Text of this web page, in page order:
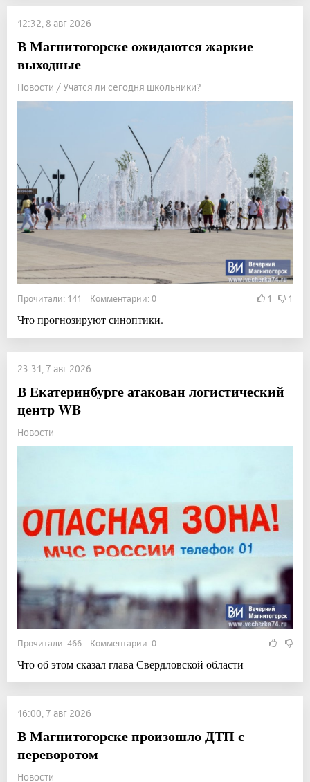
12:32, 8 авг 2026
В Магнитогорске ожидаются жаркие
выходные
Новости / Учатся ли сегодня школьники?
Прочитали: 141 Комментарии: 0 1 1
Что прогнозируют синоптики.
23:31, 7 авг 2026
В Екатеринбурге атакован логистический
центр WB
Новости
Прочитали: 466 Комментарии: 0
Что об этом сказал глава Свердловской области
16:00, 7 авг 2026
В Магнитогорске произошло ДТП с
переворотом
Новости